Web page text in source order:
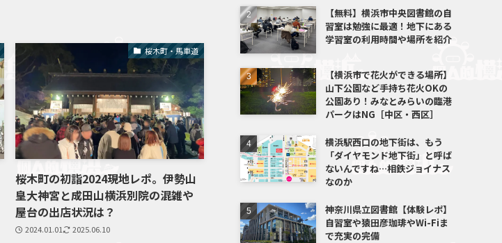
桜木町・馬車道
桜木町の初詣2024現地レポ。伊勢山
皇大神宮と成田山横浜別院の混雑や
屋台の出店状況は？
2024.01.01 2025.06.10
【無料】横浜市中央図書館の自
習室は勉強に最適！地下にある
学習室の利用時間や場所を紹介
【横浜市で花火ができる場所】
山下公園など手持ち花火OKの
公園あり！みなとみらいの臨港
パークはNG［中区・西区］
横浜駅西口の地下街は、もう
「ダイヤモンド地下街」と呼ば
ないんですね…相鉄ジョイナス
なのか
神奈川県立図書館【体験レポ】
自習室や猿田彦珈琲やWi-Fiま
で充実の完備